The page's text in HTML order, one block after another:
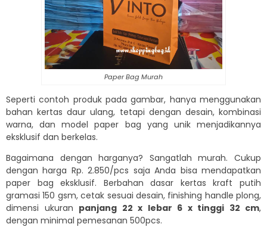
Paper Bag Murah
Seperti contoh produk pada gambar, hanya menggunakan
bahan kertas daur ulang, tetapi dengan desain, kombinasi
warna, dan model paper bag yang unik menjadikannya
eksklusif dan berkelas.
Bagaimana dengan harganya? Sangatlah murah. Cukup
dengan harga Rp. 2.850/pcs saja Anda bisa mendapatkan
paper bag eksklusif. Berbahan dasar kertas kraft putih
gramasi 150 gsm, cetak sesuai desain, finishing handle plong,
dimensi ukuran panjang 22 x lebar 6 x tinggi 32 cm,
dengan minimal pemesanan 500pcs.